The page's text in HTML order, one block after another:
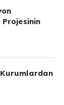
Projesinin